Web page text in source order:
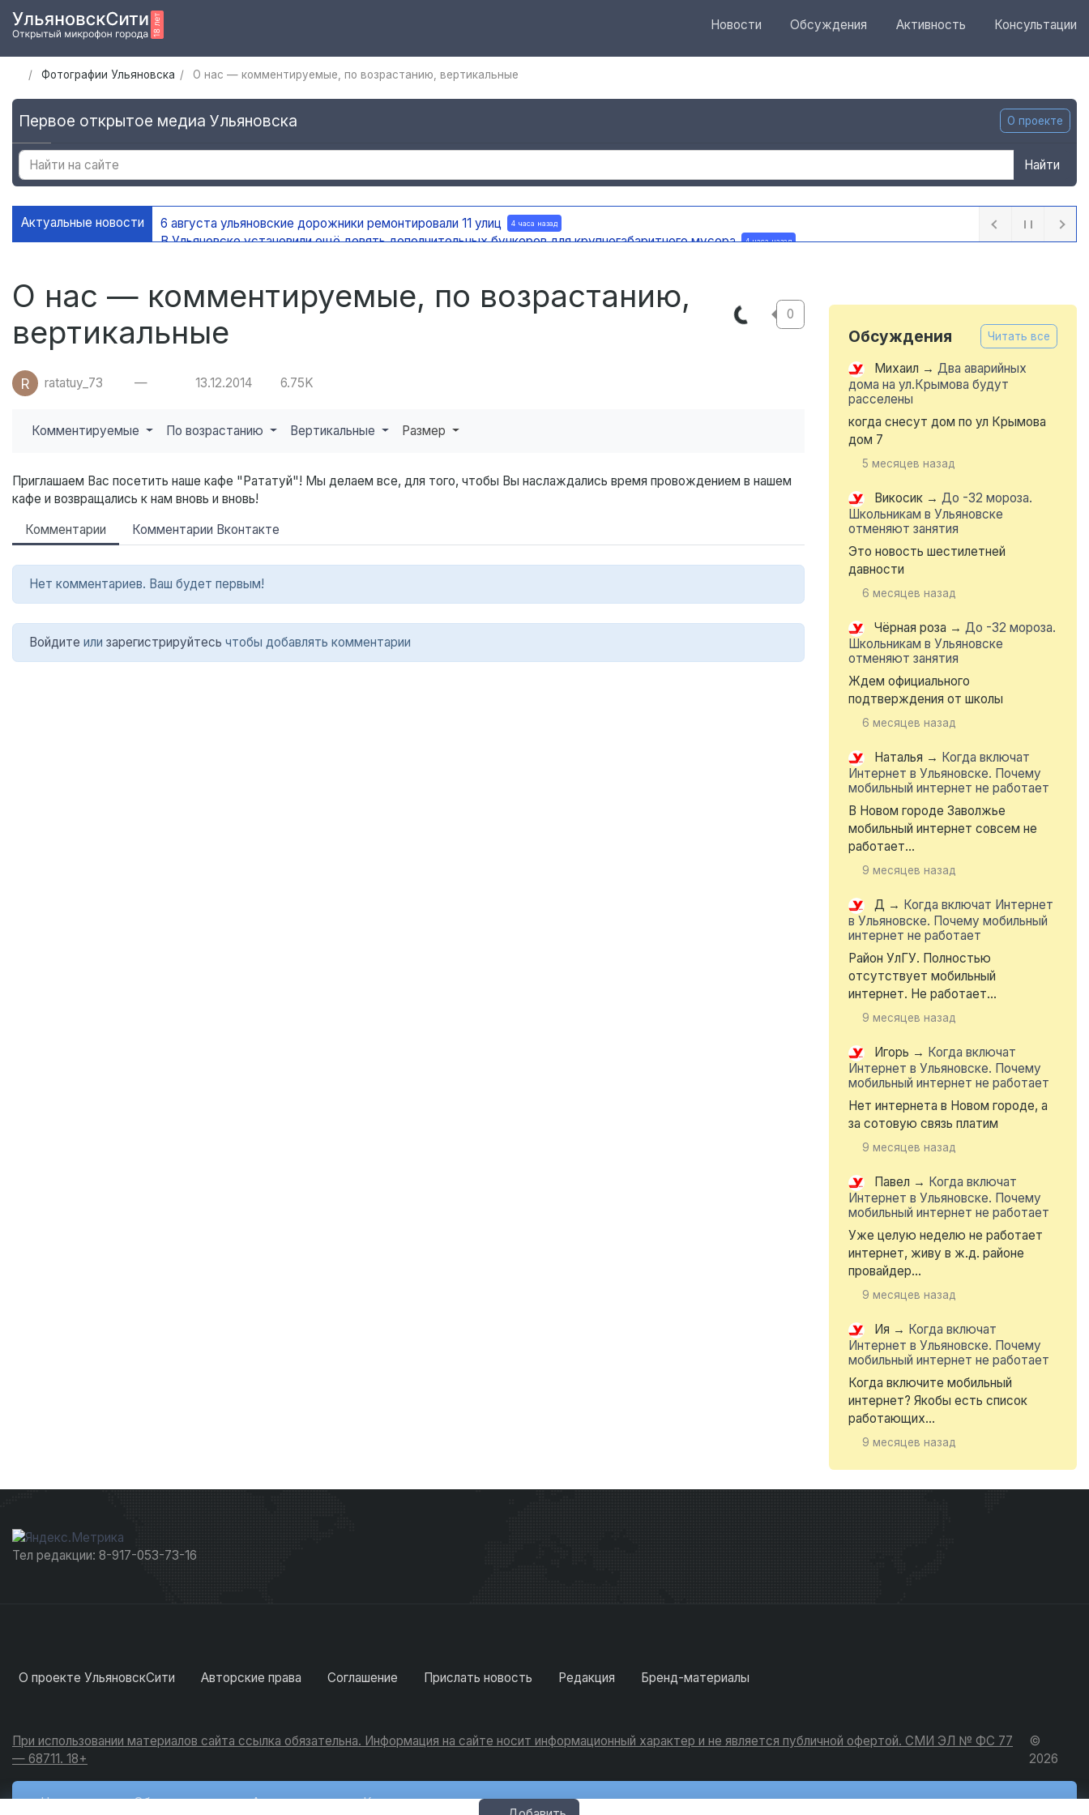
Новости Обсуждения Активность Консультации
Фотографии Ульяновска О нас — комментируемые, по возрастанию, вертикальные
Первое открытое медиа Ульяновска О проекте
Найти
Актуальные новости 6 августа ульяновские дорожники ремонтировали 11 улиц 4 часа назад
В Ульяновске установили ещё девять дополнительных бункеров для крупногабаритного мусора 4 часа назад
О нас — комментируемые, по возрастанию,
вертикальные
0
R ratatuy_73 — 13.12.2014 6.75K
Комментируемые По возрастанию Вертикальные Размер
Приглашаем Вас посетить наше кафе "Рататуй"! Мы делаем все, для того, чтобы Вы наслаждались время провождением в нашем
кафе и возвращались к нам вновь и вновь!
Комментарии
Комментарии Вконтакте
Нет комментариев. Ваш будет первым!
Войдите или зарегистрируйтесь чтобы добавлять комментарии
Обсуждения Читать все
Михаил → Два аварийных
дома на ул.Крымова будут
расселены
когда снесут дом по ул Крымова
дом 7
5 месяцев назад
Викосик → До -32 мороза.
Школьникам в Ульяновске
отменяют занятия
Это новость шестилетней
давности
6 месяцев назад
Чёрная роза → До -32 мороза.
Школьникам в Ульяновске
отменяют занятия
Ждем официального
подтверждения от школы
6 месяцев назад
Наталья → Когда включат
Интернет в Ульяновске. Почему
мобильный интернет не работает
В Новом городе Заволжье
мобильный интернет совсем не
работает...
9 месяцев назад
Д → Когда включат Интернет
в Ульяновске. Почему мобильный
интернет не работает
Район УлГУ. Полностью
отсутствует мобильный
интернет. Не работает...
9 месяцев назад
Игорь → Когда включат
Интернет в Ульяновске. Почему
мобильный интернет не работает
Нет интернета в Новом городе, а
за сотовую связь платим
9 месяцев назад
Павел → Когда включат
Интернет в Ульяновске. Почему
мобильный интернет не работает
Уже целую неделю не работает
интернет, живу в ж.д. районе
провайдер...
9 месяцев назад
Ия → Когда включат
Интернет в Ульяновске. Почему
мобильный интернет не работает
Когда включите мобильный
интернет? Якобы есть список
работающих...
9 месяцев назад
Тел редакции: 8-917-053-73-16
О проекте УльяновскСити Авторские права Соглашение Прислать новость Редакция Бренд-материалы
При использовании материалов сайта ссылка обязательна. Информация на сайте носит информационный характер и не является публичной офертой. СМИ ЭЛ № ФС 77
— 68711. 18+
©
2026
Новости Обсуждения Активность Консультации